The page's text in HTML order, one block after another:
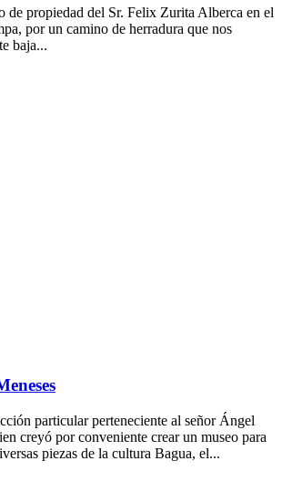
de propiedad del Sr. Felix Zurita Alberca en el
por un camino de herradura que nos
baja...
particular perteneciente al señor Ángel
creyó por conveniente crear un museo para
piezas de la cultura Bagua, el...